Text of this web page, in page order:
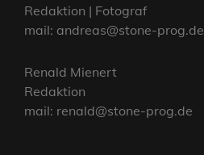
Redaktion | Fotograf
mail: andreas@stone-prog.de
Renald Mienert
Redaktion
mail: renald@stone-prog.de